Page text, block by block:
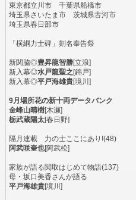
東京都立川市 千葉県船橋市
埼玉県さいたま市 茨城県古河市
埼玉県春日部市
「横綱力士碑」刻名奉告祭
新関脇◎豊昇龍智勝[立浪]
新入幕◎水戸龍聖之 [錦戸]
新入幕◎平戸海雄貴[境川]
9月場所花の新十両データバンク
金峰山晴樹[木瀬]
栃武蔵陽太[春日野]
隔月連載 力の士ここにあり!(48)
阿武咲奎也[阿武松]
家族が語る関取はじめて物語(137)
母・坂口美香さんが語る
平戸海雄貴[境川]